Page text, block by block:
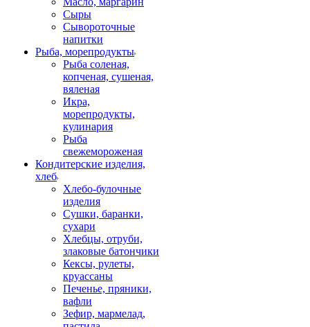
Сыры
Сывороточные
напитки
Рыба, морепродукты
Рыба соленая,
копченая, сушеная,
вяленая
Икра,
морепродукты,
кулинария
Рыба
свежемороженая
Кондитерские изделия,
хлеб
Хлебо-булочные
изделия
Сушки, баранки,
сухари
Хлебцы, отруби,
злаковые батончики
Кексы, рулеты,
круассаны
Печенье, пряники,
вафли
Зефир, мармелад,